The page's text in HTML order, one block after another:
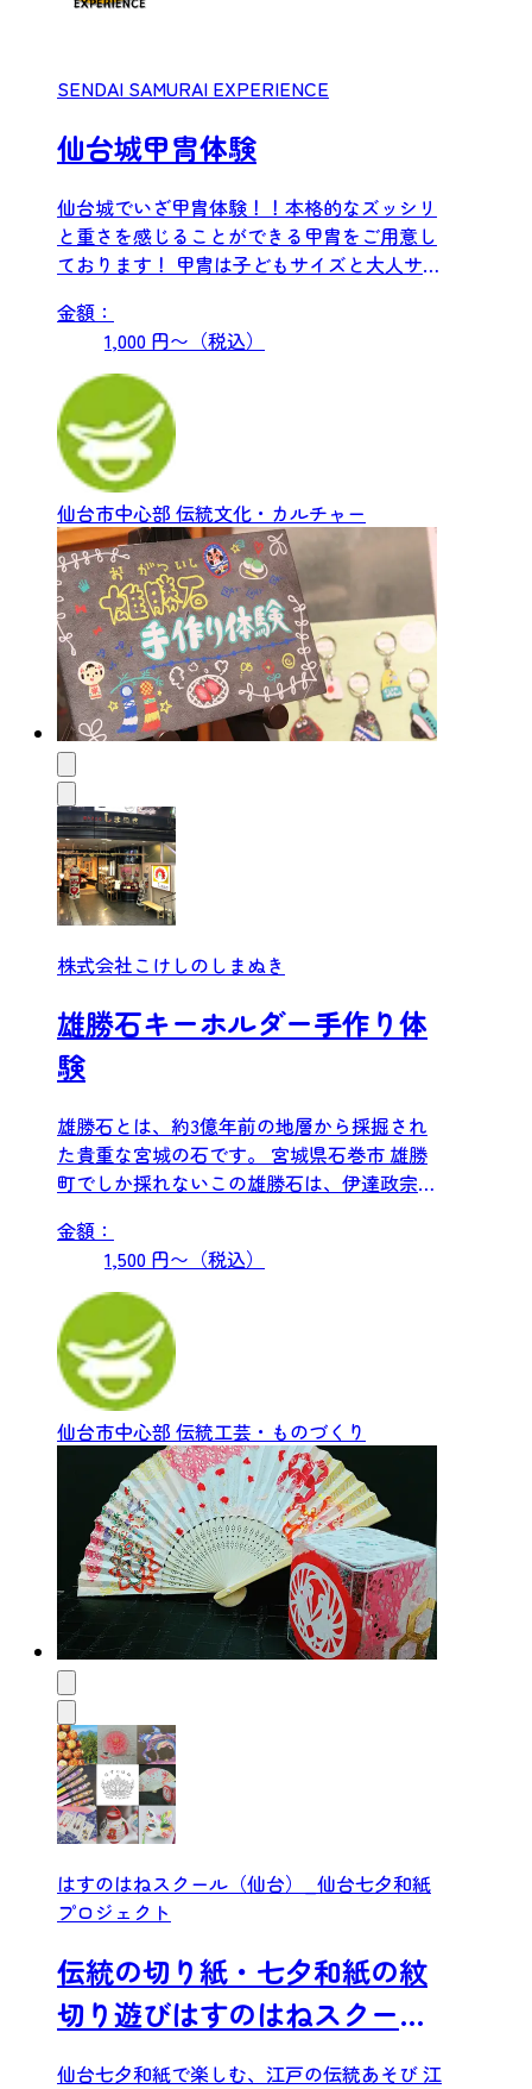
SENDAI SAMURAI EXPERIENCE
仙台城甲冑体験
仙台城でいざ甲胄体験！！本格的なズッシリ
と重さを感じることができる甲胄をご用意し
ております！ 甲冑は子どもサイズと大人サイ
金額：
1,000 円〜（税込）
仙台市中心部 伝統文化・カルチャー
株式会社こけしのしまぬき
雄勝石キーホルダー手作り体
験
雄勝石とは、約3億年前の地層から採掘され
た貴重な宮城の石です。 宮城県石巻市 雄勝
町でしか採れないこの雄勝石は、伊達政宗公
金額：
1,500 円〜（税込）
仙台市中心部 伝統工芸・ものづくり
はすのはねスクール（仙台）_仙台七夕和紙
プロジェクト
伝統の切り紙・七夕和紙の紋
切り遊びはすのはねスクール
仙台（仙台七夕和紙プロジェ
仙台七夕和紙で楽しむ、江戸の伝統あそび 江